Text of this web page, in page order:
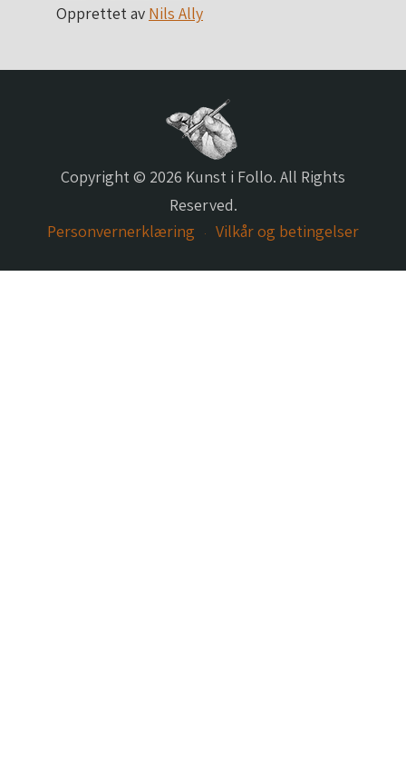
Opprettet av Nils Ally
Copyright © 2026 Kunst i Follo. All Rights
Reserved.
Personvernerklæring
Vilkår og betingelser